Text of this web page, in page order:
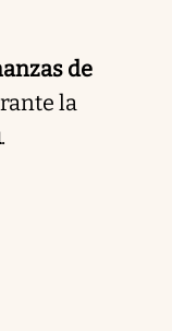
de
la
.